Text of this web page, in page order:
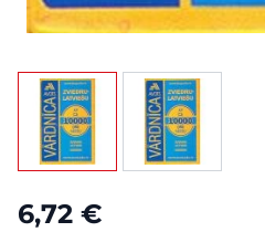
View larger imageView larger
6,72 €